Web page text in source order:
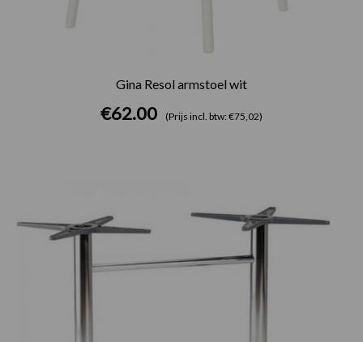
Gina Resol armstoel wit
€62.00 (Prijs incl. btw: €75,02)